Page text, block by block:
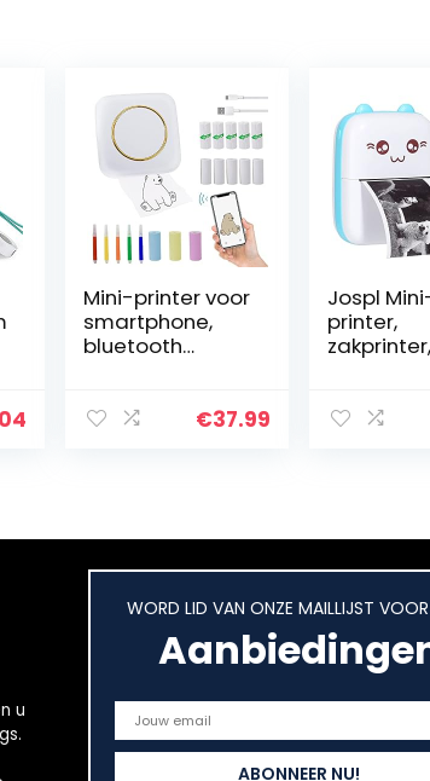
Mini-printer voor
smartphone,
bluetooth
printer, 19 stuks
€37.99
Jospl
printer,
zakprinter,
foto-
15…
u
WORD LID VAN ONZE MAILLIJST